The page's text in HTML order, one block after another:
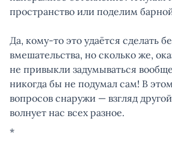
пространство или поделим
Да, кому-то это удаётся сделать
вмешательства, но сколько же,
не привыкли задумываться
никогда бы не подумал сам! В
вопросов снаружи — взгляд
волнует нас всех разное.
*